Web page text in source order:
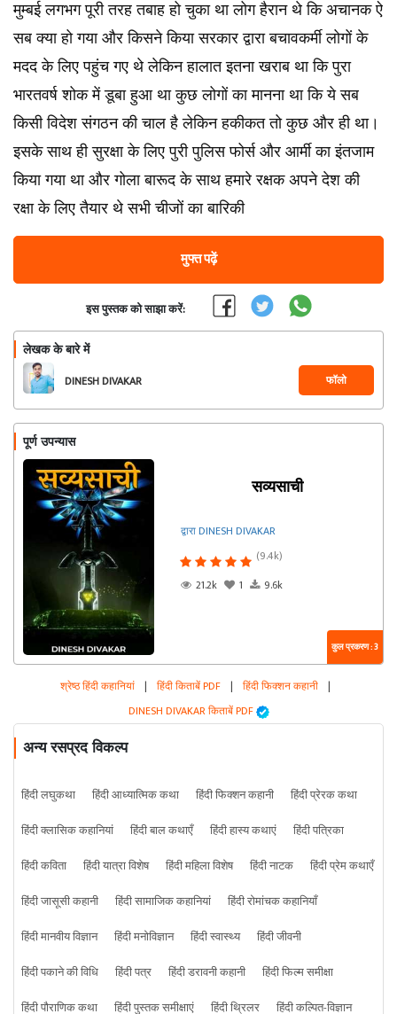
मुम्बई लगभग पूरी तरह तबाह हो चुका था लोग हैरान थे कि अचानक ऐ
सब क्या हो गया और किसने किया सरकार द्वारा बचावकर्मी लोगों के
मदद के लिए पहुंच गए थे लेकिन हालात इतना खराब था कि पुरा
भारतवर्ष शोक में डूबा हुआ था कुछ लोगों का मानना था कि ये सब
किसी विदेश संगठन की चाल है लेकिन हकीकत तो कुछ और ही था।
इसके साथ ही सुरक्षा के लिए पुरी पुलिस फोर्स और आर्मी का इंतजाम
किया गया था और गोला बारूद के साथ हमारे रक्षक अपने देश की
रक्षा के लिए तैयार थे सभी चीजों का बारिकी
मुफ्त पढ़ें
इस पुस्तक को साझा करें:
लेखक के बारे में
DINESH DIVAKAR फॉलो
पूर्ण उपन्यास
सव्यसाची
द्वारा DINESH DIVAKAR
(9.4k)
21.2k
1 9.6k
कुल प्रकरण : 3
श्रेष्ठ हिंदी कहानियां | हिंदी किताबें PDF | हिंदी फिक्शन कहानी |
DINESH DIVAKAR किताबें PDF
अन्य रसप्रद विकल्प
हिंदी लघुकथा हिंदी आध्यात्मिक कथा हिंदी फिक्शन कहानी
हिंदी प्रेरक कथा
हिंदी क्लासिक कहानियां
हिंदी बाल कथाएँ हिंदी हास्य कथाएं
हिंदी पत्रिका
हिंदी कविता
हिंदी यात्रा विशेष हिंदी महिला विशेष हिंदी नाटक
हिंदी प्रेम कथाएँ
हिंदी जासूसी कहानी
हिंदी सामाजिक कहानियां
हिंदी रोमांचक कहानियाँ
हिंदी मानवीय विज्ञान
हिंदी मनोविज्ञान हिंदी स्वास्थ्य
हिंदी जीवनी
हिंदी पकाने की विधि
हिंदी पत्र हिंदी डरावनी कहानी
हिंदी फिल्म समीक्षा
हिंदी पौराणिक कथा
हिंदी पुस्तक समीक्षाएं हिंदी थ्रिलर हिंदी कल्पित-विज्ञान